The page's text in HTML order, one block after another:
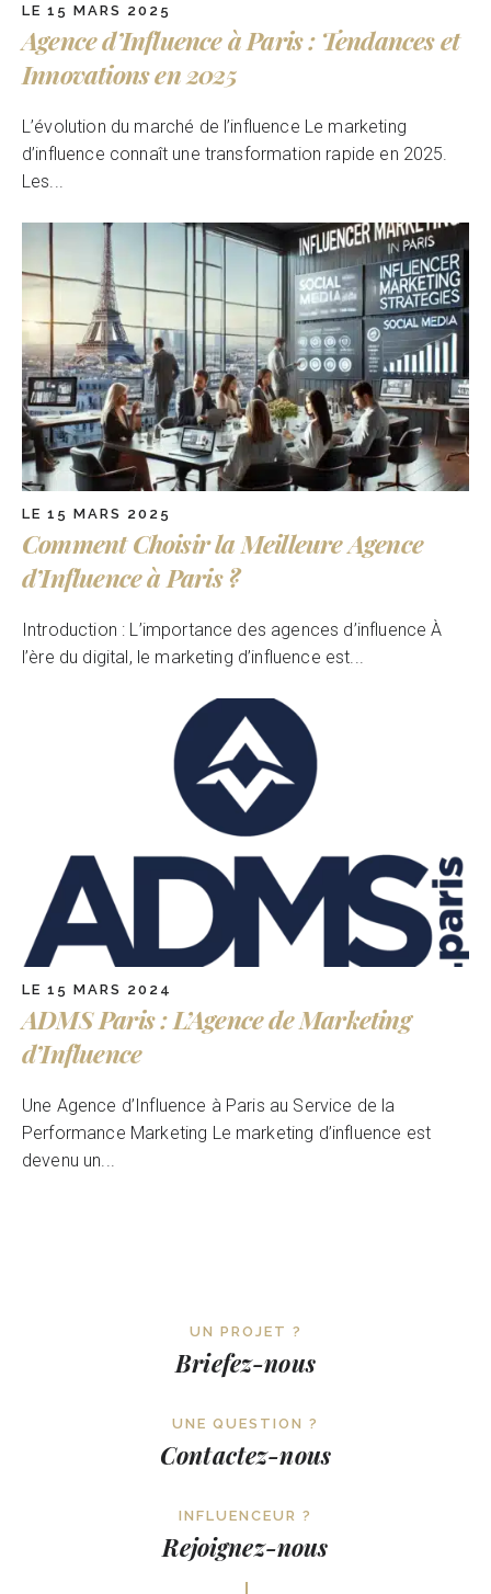
LE 15 MARS 2025
Agence d’Influence à Paris : Tendances et
Innovations en 2025
L’évolution du marché de l’influence Le marketing
d’influence connaît une transformation rapide en 2025.
Les...
LE 15 MARS 2025
Comment Choisir la Meilleure Agence
d’Influence à Paris ?
Introduction : L’importance des agences d’influence À
l’ère du digital, le marketing d’influence est...
LE 15 MARS 2024
ADMS Paris : L’Agence de Marketing
d’Influence
Une Agence d’Influence à Paris au Service de la
Performance Marketing Le marketing d’influence est
devenu un...
UN PROJET ?
Briefez-nous
UNE QUESTION ?
Contactez-nous
INFLUENCEUR ?
Rejoignez-nous